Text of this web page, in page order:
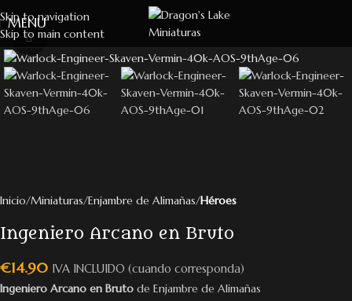
Skip to navigation
Skip to main content
MENU
Click to enlarge
Inicio Miniaturas Enjambre de Alimañas Héroes
Ingeniero Arcano en Bruto
€14.90 IVA INCLUIDO (cuando corresponda)
Ingeniero Arcano en Bruto de Enjambre de Alimañas